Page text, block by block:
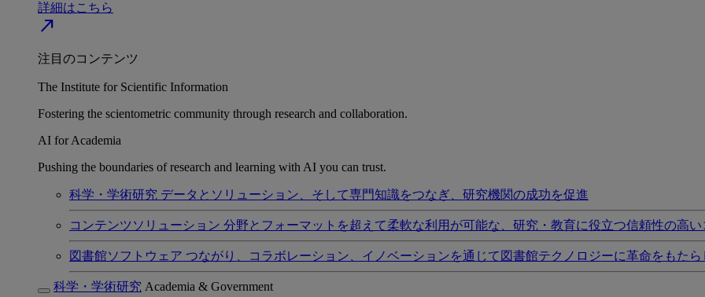
詳細はこちら
north_east
注目のコンテンツ
The Institute for Scientific Information
Fostering the scientometric community through research and collaboration.
AI for Academia
Pushing the boundaries of research and learning with AI you can trust.
科学・学術研究 データとソリューション、そして専門知識をつなぎ、研究機関の成功を促進
コンテンツソリューション 分野とフォーマットを超えて柔軟な利用が可能な、研究・教育に役立つ信頼性の高い
図書館ソフトウェア つながり、コラボレーション、イノベーションを通じて図書館テクノロジーに革命をもたら
科学・学術研究 Academia & Government